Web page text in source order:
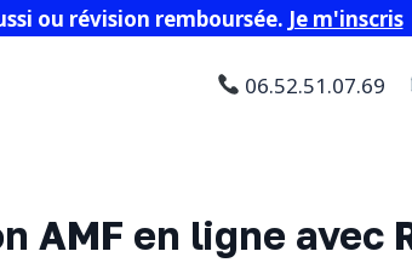
ou révision remboursée. Je m'inscris
06.52.51.07.69
AMF en ligne avec